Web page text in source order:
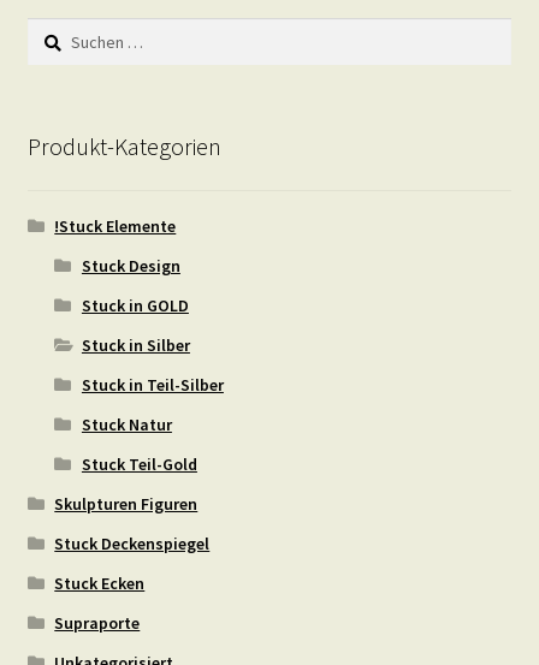
Suchen
nach:
Produkt-Kategorien
!Stuck Elemente
Stuck Design
Stuck in GOLD
Stuck in Silber
Stuck in Teil-Silber
Stuck Natur
Stuck Teil-Gold
Skulpturen Figuren
Stuck Deckenspiegel
Stuck Ecken
Supraporte